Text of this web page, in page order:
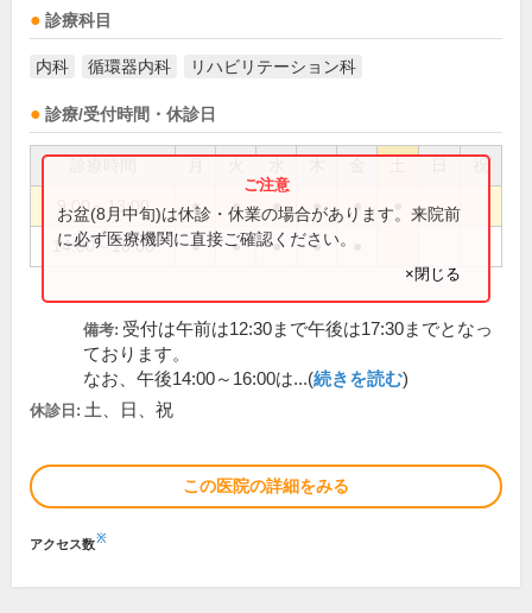
診療科目
内科 循環器内科 リハビリテーション科
診療/受付時間・休診日
祝
9:00～13:00 ● ● ● ● ●
14:00～18:00 ● ● ● ●
お盆(8月中旬)は休診・休業の場合があります。来院前
に必ず医療機関に直接ご確認ください。
×閉じる
備考: 受付は午前は12:30まで午後は17:30までとなっ
ております。
なお、午後14:00～16:00は...(続きを読む)
休診日: 土、日、祝
この医院の詳細をみる
アクセス数※